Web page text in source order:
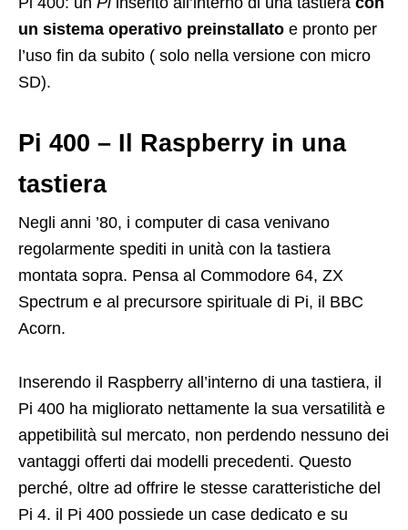
un sistema operativo preinstallato e pronto per
l’uso fin da subito ( solo nella versione con micro
SD).
Pi 400 – Il Raspberry in una
tastiera
Negli anni ’80, i computer di casa venivano
regolarmente spediti in unità con la tastiera
montata sopra. Pensa al Commodore 64, ZX
Spectrum e al precursore spirituale di Pi, il BBC
Acorn.
Inserendo il Raspberry all’interno di una tastiera, il
Pi 400 ha migliorato nettamente la sua versatilità e
appetibilità sul mercato, non perdendo nessuno dei
vantaggi offerti dai modelli precedenti. Questo
perché, oltre ad offrire le stesse caratteristiche del
Pi 4. il Pi 400 possiede un case dedicato e su